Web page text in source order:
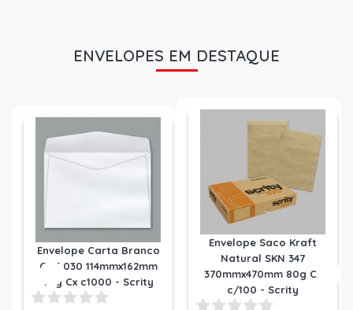
ENVELOPES EM DESTAQUE
Envelope Carta Branco
COF 030 114mmx162mm
75g Cx c1000 - Scrity
Envelope Saco Kraft
Natural SKN 347
370mmx470mm 80g Cx
c/100 - Scrity